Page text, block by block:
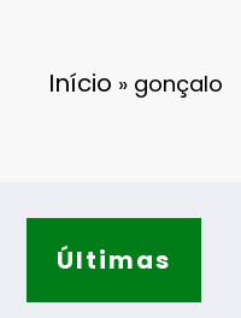
Início » gonçalo
Últimas
do verão
primeira